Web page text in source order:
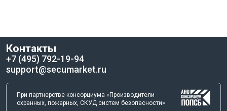
прогулку более комфортной. Кроме того, рифленая
поверхность подошвы обеспечивает отличное сцепление с
различными поверхностями, что значительно снижает риск
скольжения.
В каталоге ЭТМ iPRO вы найдете полные характеристики,
актуальную цену, а также фотографии сапог, которые помогут
Контакты
+7 (495) 792-19-94
support@secumarket.ru
При партнерстве консорциума «Производители
охранных, пожарных, СКУД систем безопасности»